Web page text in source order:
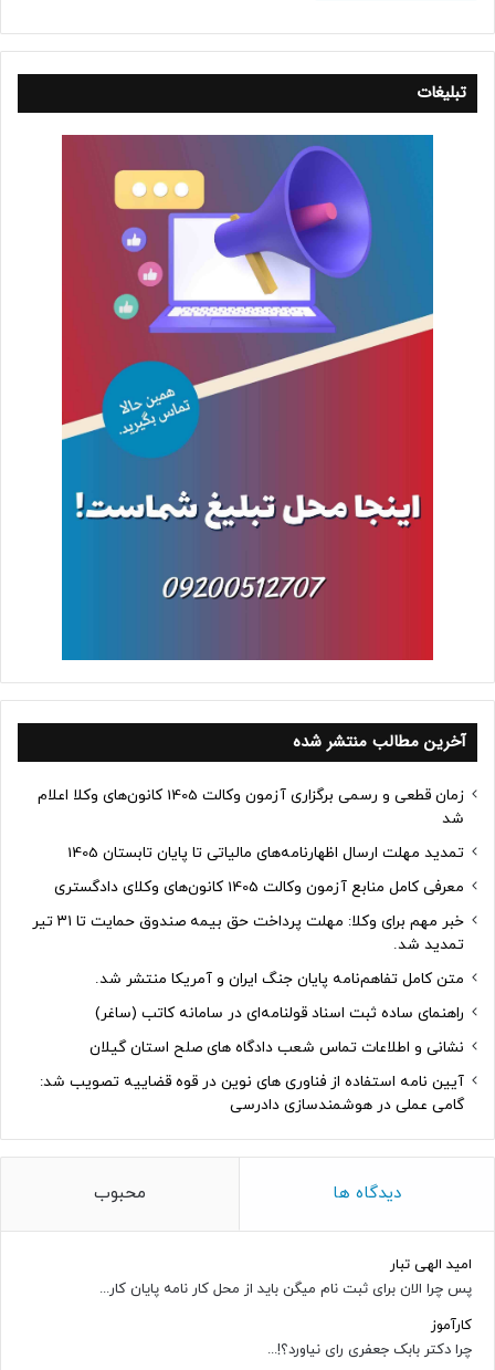
تبلیغات
آخرین مطالب منتشر شده
زمان قطعی و رسمی برگزاری آزمون وکالت 1405 کانون‌های وکلا اعلام
شد
تمدید مهلت ارسال اظهارنامه‌های مالیاتی تا پایان تابستان 1405
معرفی کامل منابع آزمون وکالت 1405 کانون‌های وکلای دادگستری
خبر مهم برای وکلا: مهلت پرداخت حق بیمه صندوق حمایت تا ۳۱ تیر
تمدید شد.
متن کامل تفاهم‌نامه پایان جنگ ایران و آمریکا منتشر شد.
راهنمای ساده ثبت اسناد قولنامه‌ای در سامانه کاتب (ساغر)
نشانی و اطلاعات تماس شعب دادگاه های صلح استان گیلان
آیین نامه استفاده از فناوری های نوین در قوه قضاییه تصویب شد:
گامی عملی در هوشمندسازی دادرسی
دیدگاه ها محبوب
امید الهی تبار
پس چرا الان برای ثبت نام میگن باید از محل کار نامه پایان کار...
کارآموز
چرا دکتر بابک جعفری رای نیاورد؟!...